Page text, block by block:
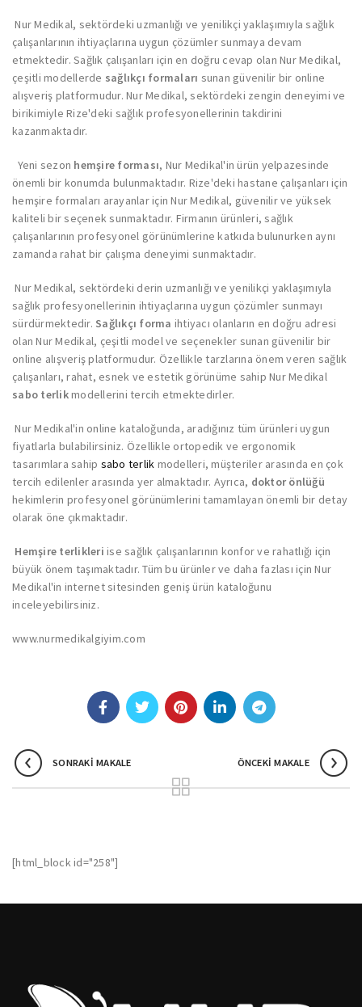
Nur Medikal, sektördeki uzmanlığı ve yenilikçi yaklaşımıyla sağlık
çalışanlarının ihtiyaçlarına uygun çözümler sunmaya devam
etmektedir. Sağlık çalışanları için en doğru cevap olan Nur Medikal,
çeşitli modellerde sağlıkçı formaları sunan güvenilir bir online
alışveriş platformudur. Nur Medikal, sektördeki zengin deneyimi ve
birikimiyle Rize'deki sağlık profesyonellerinin takdirini
kazanmaktadır.
Yeni sezon hemşire forması, Nur Medikal'in ürün yelpazesinde
önemli bir konumda bulunmaktadır. Rize'deki hastane çalışanları için
hemşire formaları arayanlar için Nur Medikal, güvenilir ve yüksek
kaliteli bir seçenek sunmaktadır. Firmanın ürünleri, sağlık
çalışanlarının profesyonel görünümlerine katkıda bulunurken aynı
zamanda rahat bir çalışma deneyimi sunmaktadır.
Nur Medikal, sektördeki derin uzmanlığı ve yenilikçi yaklaşımıyla
sağlık profesyonellerinin ihtiyaçlarına uygun çözümler sunmayı
sürdürmektedir. Sağlıkçı forma ihtiyacı olanların en doğru adresi
olan Nur Medikal, çeşitli model ve seçenekler sunan güvenilir bir
online alışveriş platformudur. Özellikle tarzlarına önem veren sağlık
çalışanları, rahat, esnek ve estetik görünüme sahip Nur Medikal
sabo terlikmodellerini tercih etmektedirler.
Nur Medikal'in online kataloğunda, aradığınız tüm ürünleri uygun
fiyatlarla bulabilirsiniz. Özellikle ortopedik ve ergonomik
tasarımlara sahip sabo terlik modelleri, müşteriler arasında en çok
tercih edilenler arasında yer almaktadır. Ayrıca, doktor önlüğü
hekimlerin profesyonel görünümlerini tamamlayan önemli bir detay
olarak öne çıkmaktadır.
Hemşire terlikleri ise sağlık çalışanlarının konfor ve rahatlığı için
büyük önem taşımaktadır. Tüm bu ürünler ve daha fazlası için Nur
Medikal'in internet sitesinden geniş ürün kataloğunu
inceleyebilirsiniz.
www.nurmedikalgiyim.com
SONRAKI MAKALE ÖNCEKI MAKALE
[html_block id="258"]